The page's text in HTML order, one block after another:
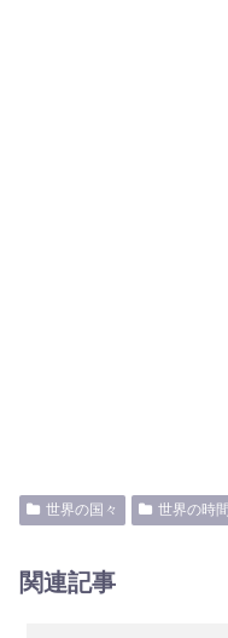
世界の国々 世界の時間
関連記事